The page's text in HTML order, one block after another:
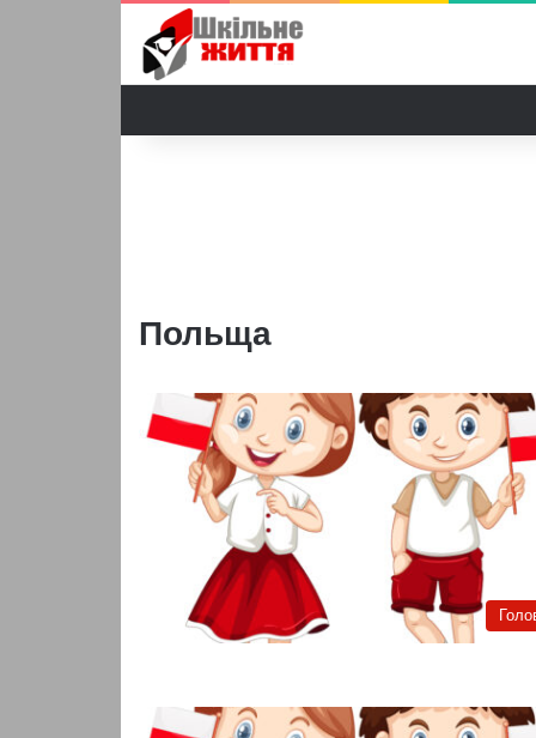
Польща